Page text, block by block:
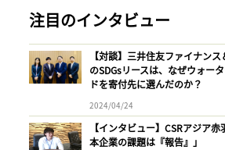
注目のインタビュー
【対談】三井住友ファイナンス
のSDGsリースは、なぜウォー
ドを寄付先に選んだのか？
2024/04/24
【インタビュー】CSRアジア赤
本企業の課題は『報告』」